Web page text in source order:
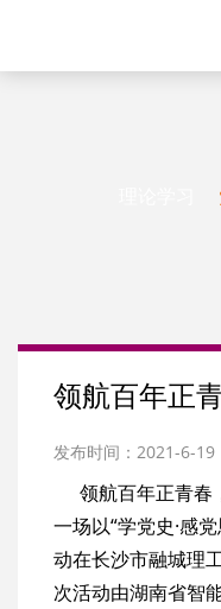
领航百年正
发布时间：2021-6-19
领航百年正青春
一场以“学党史·感
动在长沙市融城理
次活动由湖南省智